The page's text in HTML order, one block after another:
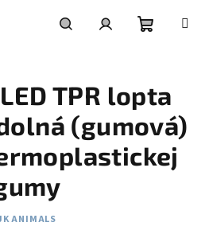
košík
TPR lopta
(gumová)
ANIMALS